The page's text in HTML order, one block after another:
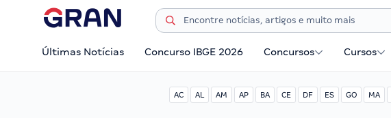
Últimas Notícias Concurso IBGE 2026 Concursos Cursos
AC AL AM AP BA CE DF ES GO MA